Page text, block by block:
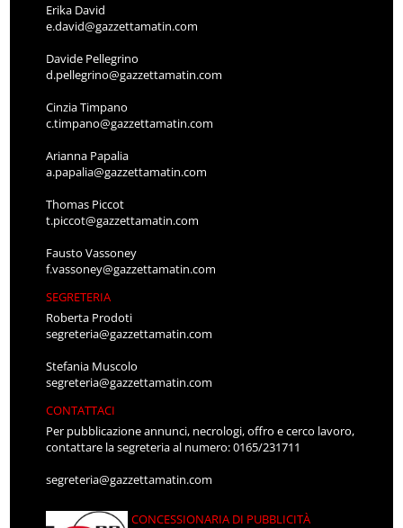
Erika David
e.david@gazzettamatin.com
Davide Pellegrino
d.pellegrino@gazzettamatin.com
Cinzia Timpano
c.timpano@gazzettamatin.com
Arianna Papalia
a.papalia@gazzettamatin.com
Thomas Piccot
t.piccot@gazzettamatin.com
Fausto Vassoney
f.vassoney@gazzettamatin.com
SEGRETERIA
Roberta Prodoti
segreteria@gazzettamatin.com
Stefania Muscolo
segreteria@gazzettamatin.com
CONTATTACI
Per pubblicazione annunci, necrologi, offro e cerco lavoro,
contattare la segreteria al numero: 0165/231711
segreteria@gazzettamatin.com
CONCESSIONARIA DI PUBBLICITÀ